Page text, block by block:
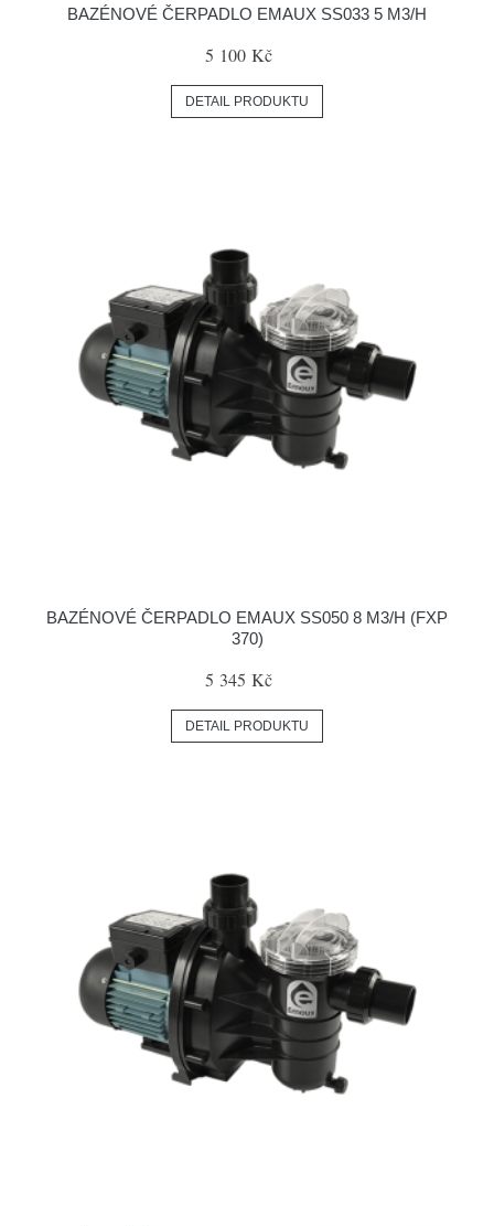
BAZÉNOVÉ ČERPADLO EMAUX SS033 5 M3/H
5 100 Kč
DETAIL PRODUKTU
BAZÉNOVÉ ČERPADLO EMAUX SS050 8 M3/H (FXP
370)
5 345 Kč
DETAIL PRODUKTU